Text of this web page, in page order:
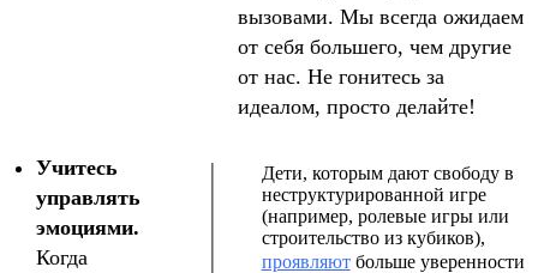
вызовами. Мы всегда ожидаем
от себя большего, чем другие
от нас. Не гонитесь за
идеалом, просто делайте!
Учитесь
управлять
эмоциями.
Когда
Дети, которым дают свободу в
неструктурированной игре
(например, ролевые игры или
строительство из кубиков),
проявляютбольше уверенности